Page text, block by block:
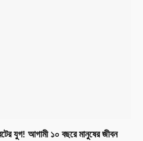
যুগ! আগামী ১০ বছরে মানুষের জীবন